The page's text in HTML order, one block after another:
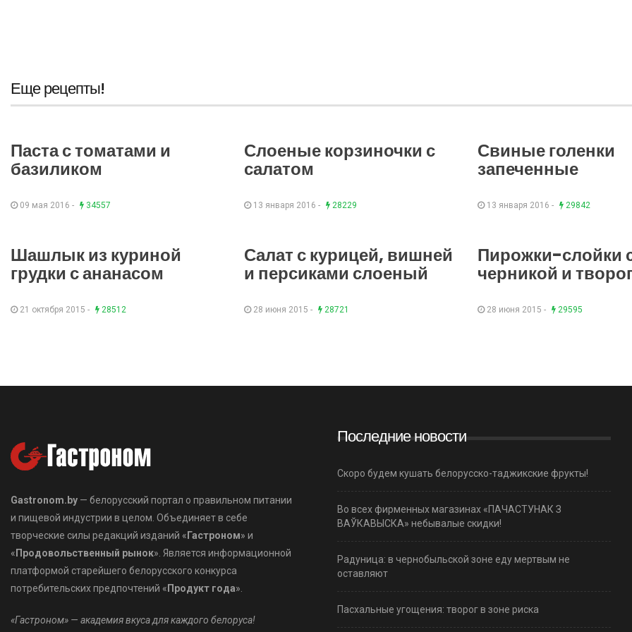
Еще рецепты!
Паста с томатами и
базиликом
09 мая 2016 - 34557
Слоеные корзиночки с
салатом
13 января 2016 - 28229
Свиные голенки
запеченные
13 января 2016 - 29842
Шашлык из куриной
грудки с ананасом
21 октября 2015 - 28512
Салат с курицей, вишней
и персиками слоеный
28 июня 2015 - 28721
Пирожки-слойки
черникой и
28 июня 2015 - 29595
Gastronom.by — белорусский портал о правильном питании
и пищевой индустрии в целом. Объединяет в себе
творческие силы редакций изданий « Гастроном» и
« Продовольственный рынок». Является информационной
платформой старейшего белорусского конкурса
потребительских предпочтений « Продукт года».
«Гастроном» — академия вкуса для каждого белоруса!
Последние новости
Скоро будем кушать белорусско-таджикские фрукты!
Во всех фирменных магазинах «ПАЧАСТУНАК З
ВАЎКАВЫСКА» небывалые скидки!
Радуница: в чернобыльской зоне еду мертвым не
оставляют
Пасхальные угощения: творог в зоне риска